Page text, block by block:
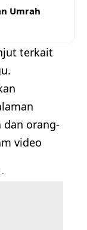
Umrah
terkait
dan orang-
video